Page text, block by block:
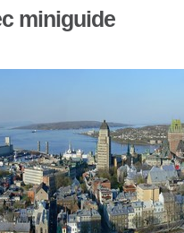
miniguide